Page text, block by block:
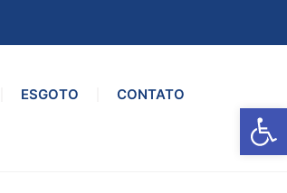
ESGOTO CONTATO